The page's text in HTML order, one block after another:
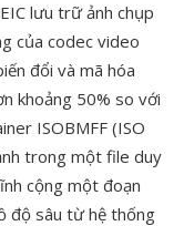
lưu trữ ảnh chụp
của codec video
đổi và mã hóa
khoảng 50% so với
ISOBMFF (ISO
trong một file duy
cộng một đoạn
độ sâu từ hệ thống